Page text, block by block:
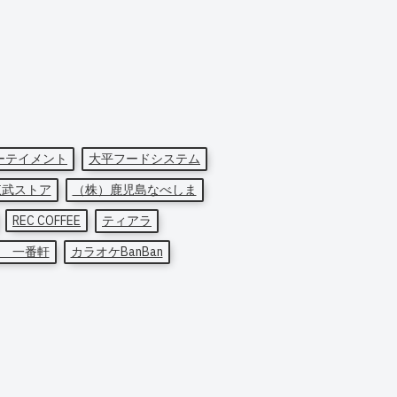
イメント
大平フードシステム
ストア
（株）鹿児島なべしま
REC COFFEE
ティアラ
一番軒
カラオケBanBan